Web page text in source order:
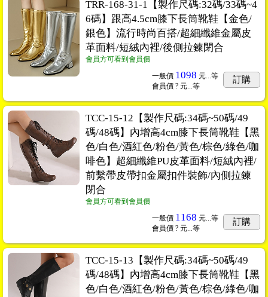
TRR-168-31-1【製作尺碼:32碼/33碼~4
6碼】跟高4.5cm膝下長筒靴鞋【金色/
銀色】流行時尚百搭/超細纖維金屬皮
革面料/短絨內裡/後側拉鍊閉合
會員方可看到會員價
一般價 1098 元...等
會員價 ? 元...等
訂購
TCC-15-12【製作尺碼:34碼~50碼/49
碼/48碼】內增高4cm膝下長筒靴鞋【黑
色/白色/酒紅色/粉色/黃色/棕色/綠色/咖
啡色】超細纖維PU皮革面料/短絨內裡/
前繫帶皮帶扣金屬扣件裝飾/內側拉鍊
閉合
會員方可看到會員價
一般價 1168 元...等
會員價 ? 元...等
訂購
TCC-15-13【製作尺碼:34碼~50碼/49
碼/48碼】內增高4cm膝下長筒靴鞋【黑
色/白色/酒紅色/粉色/黃色/棕色/綠色/咖